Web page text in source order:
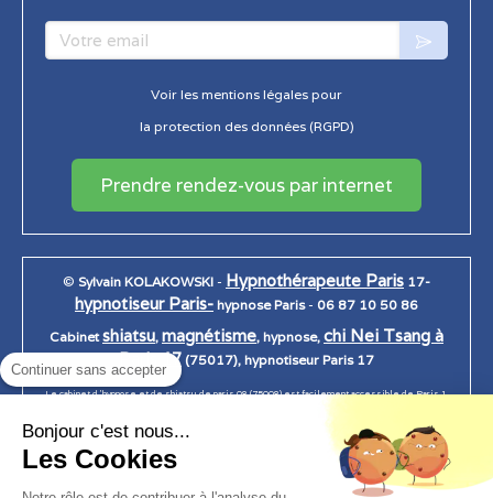
Votre email
Voir les mentions légales pour
la protection des données (RGPD)
Prendre rendez-vous par internet
© Sylvain KOLAKOWSKI - Hypnothérapeute Paris 17-
hypnotiseur Paris- hypnose Paris- 06 87 10 50 86
Cabinetshiatsu, magnétisme, hypnose, chi Nei Tsang à
Paris 17 (75017), hypnotiseur Paris 17
Le cabinet d 'hypnose et de shiatsu de paris 08 (75008) est facilement accessible de Paris 1,
12, Paris 13, Paris 14, Paris 15, Paris 16, Paris 17, Paris 18, Paris 19, Paris 20.
Continuer sans accepter
Bonjour c'est nous...
Les Cookies